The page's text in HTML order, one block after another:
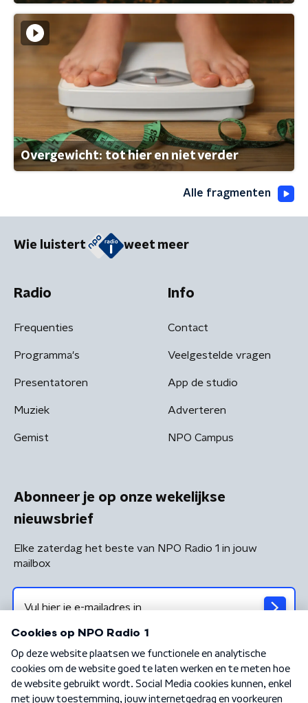
Overgewicht: tot hier en niet verder
Alle fragmenten
Wie luistert weet meer
Radio
Frequenties
Programma's
Presentatoren
Muziek
Gemist
Info
Contact
Veelgestelde vragen
App de studio
Adverteren
NPO Campus
Abonneer je op onze wekelijkse
nieuwsbrief
Elke zaterdag het beste van NPO Radio 1 in jouw
mailbox
Algemene voorwaarden